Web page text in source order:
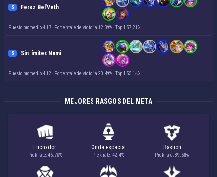
S Feroz Bel'Veth
Puesto promedio 4.17 · Porcentaje de victoria 12.39% ·Top 4 57.21%
S Sin límites Nami
Puesto promedio 4.12 · Porcentaje de victoria 20.49% ·Top 4 55.16%
MEJORES RASGOS DEL META
Luchador
Pick rate: 45.76%
Onda espacial
Pick rate: 42.4%
Bastión
Pick rate: 39.58%